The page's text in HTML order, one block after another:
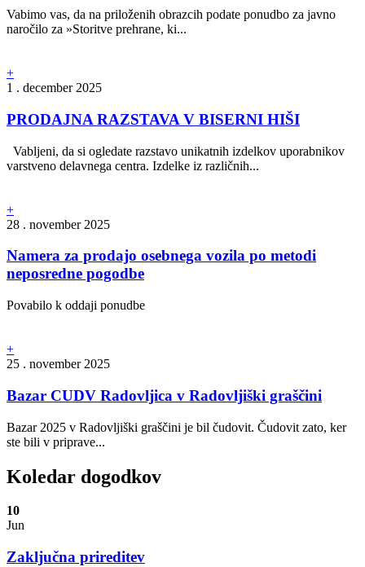
Vabimo vas, da na priloženih obrazcih podate ponudbo za javno
naročilo za »Storitve prehrane, ki...
+
1 . december 2025
PRODAJNA RAZSTAVA V BISERNI HIŠI
Vabljeni, da si ogledate razstavo unikatnih izdelkov uporabnikov
varstveno delavnega centra. Izdelke iz različnih...
+
28 . november 2025
Namera za prodajo osebnega vozila po metodi
neposredne pogodbe
Povabilo k oddaji ponudbe
+
25 . november 2025
Bazar CUDV Radovljica v Radovljiški graščini
Bazar 2025 v Radovljiški graščini je bil čudovit. Čudovit zato, ker
ste bili v priprave...
Koledar dogodkov
10
Jun
Zaključna prireditev